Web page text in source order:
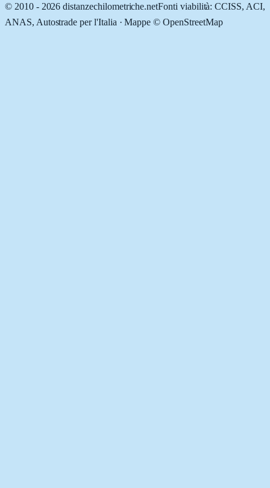
© 2010 - 2026 distanzechilometriche.netFonti viabilità: CCISS, ACI,
ANAS, Autostrade per l'Italia · Mappe © OpenStreetMap